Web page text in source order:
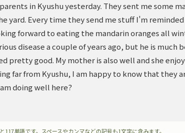
in Kyushu yesterday. They sent me some
yard. Every time they send me stuff I'm
forward to eating the mandarin oranges all
disease a couple of years ago, but he is much
pretty good. My mother is also well and she
far from Kyushu, I am happy to know that they
doing well here?
単語です。スペースやカンマなどの記号も1文字に含みます。